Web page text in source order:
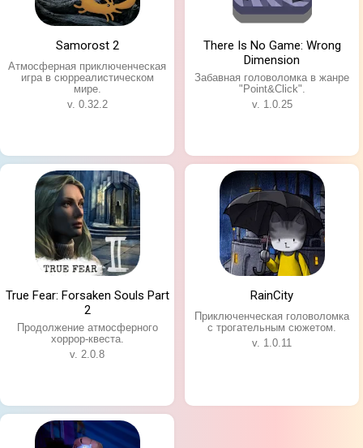
Множество сложных головоломок.
Samorost 2
Атмосферная приключенческая
игра в сюрреалистическом
мире.
v. 0.32.2
There Is No Game: Wrong
Dimension
Забавная головоломка в жанре
"Point&Click".
v. 1.0.25
True Fear: Forsaken Souls Part
2
Продолжение атмосферного
хоррор-квеста.
v. 2.0.8
RainCity
Приключенческая головоломка
с трогательным сюжетом.
v. 1.0.11